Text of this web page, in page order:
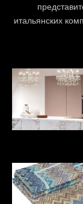
итальянских